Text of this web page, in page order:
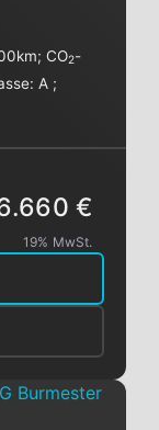
;CO2-
A ;
€
19% MwSt.